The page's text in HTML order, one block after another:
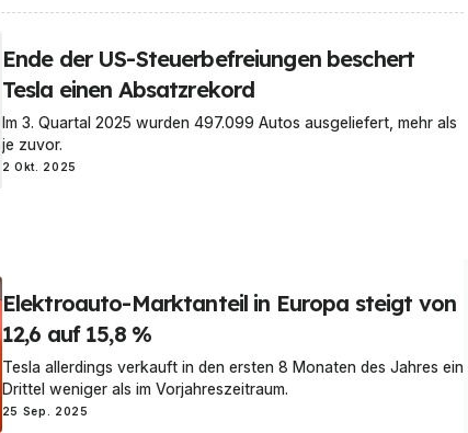
Ende der US-Steuerbefreiungen beschert
Tesla einen Absatzrekord
Im 3. Quartal 2025 wurden 497.099 Autos ausgeliefert, mehr als
je zuvor.
2 Okt. 2025
Elektroauto-Marktanteil in Europa steigt von
12,6 auf 15,8 %
Tesla allerdings verkauft in den ersten 8 Monaten des Jahres ein
Drittel weniger als im Vorjahreszeitraum.
25 Sep. 2025